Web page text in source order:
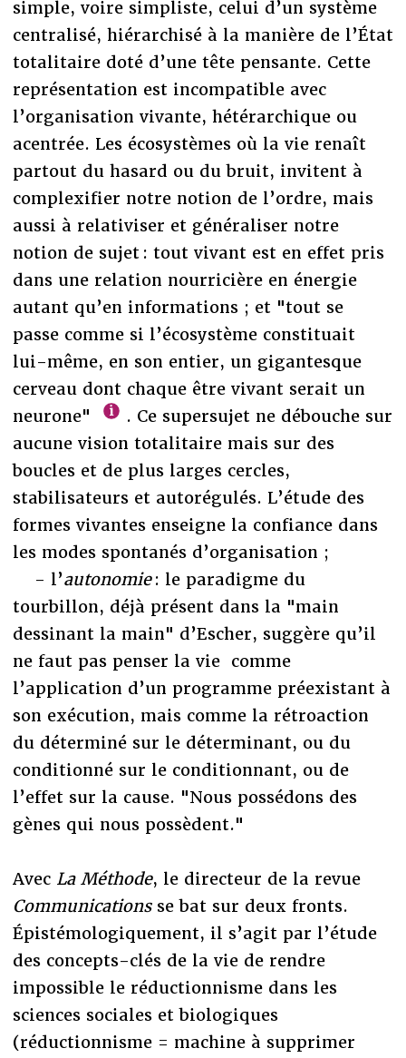
simple, voire simpliste, celui d’un système
centralisé, hiérarchisé à la manière de l’État
totalitaire doté d’une tête pensante. Cette
représentation est incompatible avec
l’organisation vivante, hétérarchique ou
acentrée. Les écosystèmes où la vie renaît
partout du hasard ou du bruit, invitent à
complexifier notre notion de l’ordre, mais
aussi à relativiser et généraliser notre
notion de sujet : tout vivant est en effet pris
dans une relation nourricière en énergie
autant qu’en informations ; et "tout se
passe comme si l’écosystème constituait
lui-même, en son entier, un gigantesque
cerveau dont chaque être vivant serait un
neurone"
. Ce supersujet ne débouche sur
aucune vision totalitaire mais sur des
boucles et de plus larges cercles,
stabilisateurs et autorégulés. L’étude des
formes vivantes enseigne la confiance dans
les modes spontanés d’organisation ;
- l’autonomie: le paradigme du
tourbillon, déjà présent dans la "main
dessinant la main" d’Escher, suggère qu’il
ne faut pas penser la vie comme
l’application d’un programme préexistant à
son exécution, mais comme la rétroaction
du déterminé sur le déterminant, ou du
conditionné sur le conditionnant, ou de
l’effet sur la cause. "Nous possédons des
gènes qui nous possèdent."
Avec La Méthode, le directeur de la revue
Communications se bat sur deux fronts.
Épistémologiquement, il s’agit par l’étude
des concepts-clés de la vie de rendre
impossible le réductionnisme dans les
sciences sociales et biologiques
(réductionnisme = machine à supprimer